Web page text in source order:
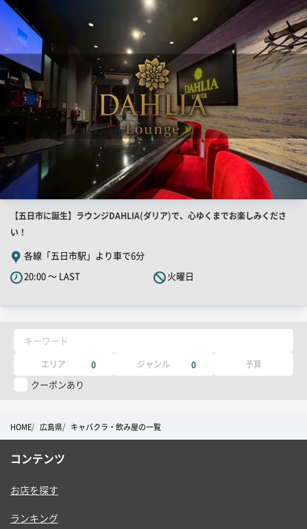
舗
画
店
舗
PR
キ
ャ
コ
【五日市に誕生】ラウンジDAHLIA(ダリア)で、心ゆくまでお楽しみくださ
い！
各線「五日市駅」より車で6分
20:00 ～ LAST
火曜日
キーワード
エリア 0 ジャンル 0 予算
クーポンあり
HOME 広島県 キャバクラ・飲み屋の一覧
コンテンツ
お店を探す
ランキング